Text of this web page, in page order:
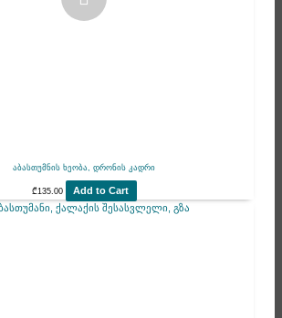
აბასთუმნის ხეობა, დრონის კადრი
₾135.00 Add to Cart